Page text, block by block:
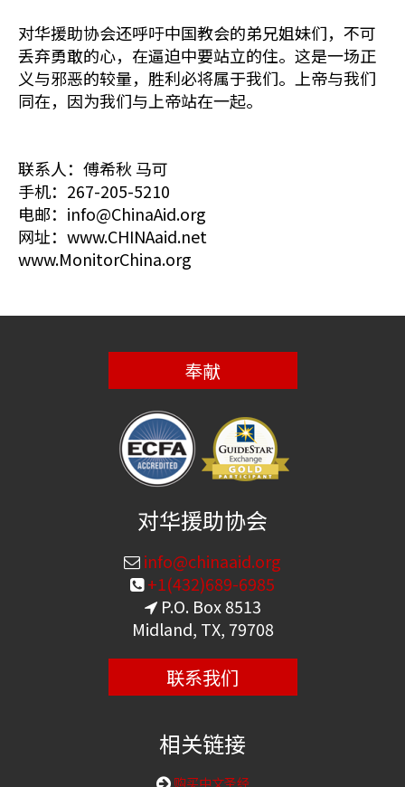
对华援助协会还呼吁中国教会的弟兄姐妹们，不可
丢弃勇敢的心，在逼迫中要站立的住。这是一场正
义与邪恶的较量，胜利必将属于我们。上帝与我们
同在，因为我们与上帝站在一起。
联系人：傅希秋 马可
手机：267-205-5210
电邮：info@ChinaAid.org
网址：www.CHINAaid.net
www.MonitorChina.org
奉献
对华援助协会
info@chinaaid.org
+1(432)689-6985
P.O. Box 8513
Midland, TX, 79708
联系我们
相关链接
购买中文圣经